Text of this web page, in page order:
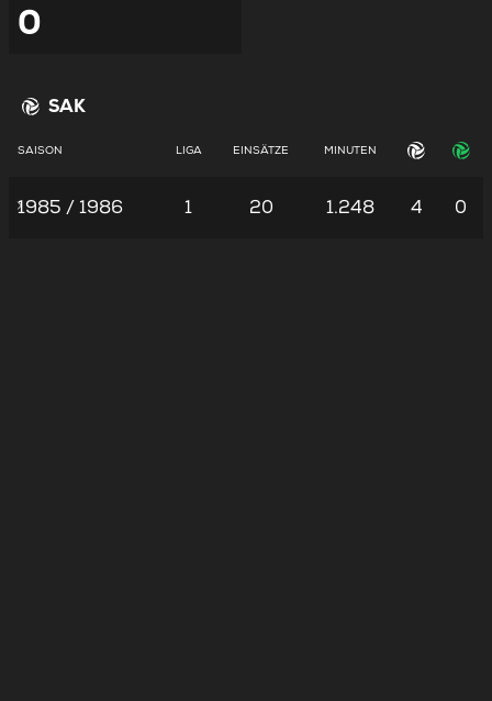
0
SAK
SAISON LIGA EINSÄTZE MINUTEN
1985 / 1986 1 20 1.248 4 0